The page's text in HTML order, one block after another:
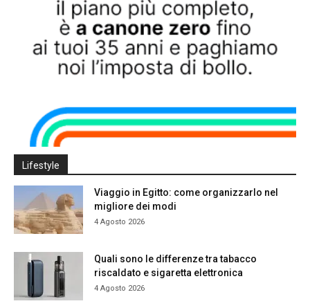
Lifestyle
Viaggio in Egitto: come organizzarlo nel
migliore dei modi
4 Agosto 2026
Quali sono le differenze tra tabacco
riscaldato e sigaretta elettronica
4 Agosto 2026